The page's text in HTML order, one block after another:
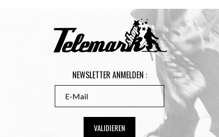
NEWSLETTER ANMELDEN :